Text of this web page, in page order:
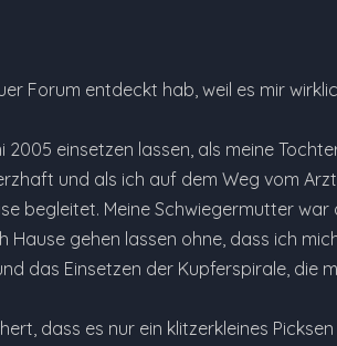
Forum entdeckt hab, weil es mir
2005 einsetzen lassen, als meine
und als ich auf dem Weg vom
begleitet. Meine Schwiegermutter war
Hause gehen lassen ohne, dass ich
das Einsetzen der Kupferspirale, die
dass es nur ein klitzerkleines